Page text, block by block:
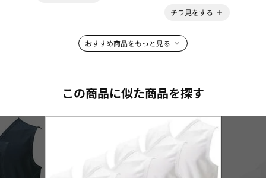
チラ見をする
おすすめ商品をもっと見る
この商品に似た商品を探す